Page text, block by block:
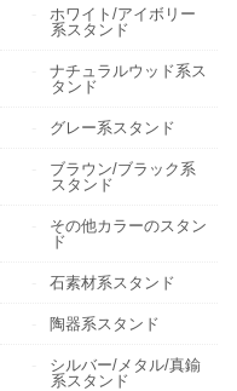
ホワイト/アイボリー
系スタンド
ナチュラルウッド系ス
タンド
グレー系スタンド
ブラウン/ブラック系
スタンド
その他カラーのスタン
ド
石素材系スタンド
陶器系スタンド
シルバー/メタル/真鍮
系スタンド